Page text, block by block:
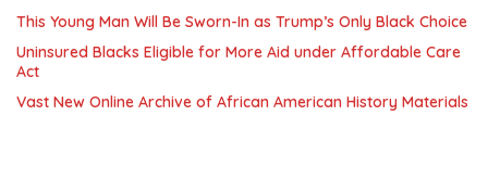
This Young Man Will Be Sworn-In as Trump’s Only Black Choice
Uninsured Blacks Eligible for More Aid under Affordable Care
Act
Vast New Online Archive of African American History Materials